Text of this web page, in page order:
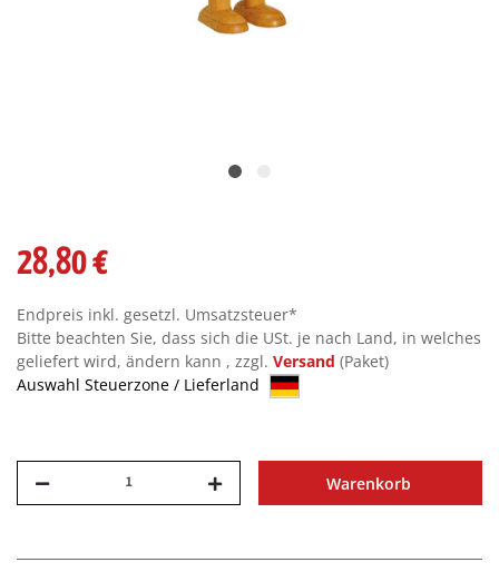
28,80 €
Endpreis inkl. gesetzl. Umsatzsteuer*
Bitte beachten Sie, dass sich die USt. je nach Land, in welches
geliefert wird, ändern kann , zzgl. Versand (Paket)
Auswahl Steuerzone / Lieferland
Warenkorb